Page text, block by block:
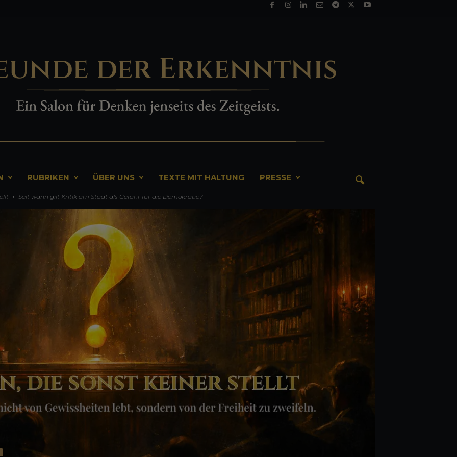
RUBRIKEN ÜBER UNS TEXTE MIT HALTUNG PRESSE
Seit wann gilt Kritik am Staat als Gefahr für die Demokratie?